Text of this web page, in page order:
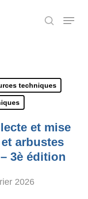
search
Menu
techniques
et mise
arbustes
3è édition
2026